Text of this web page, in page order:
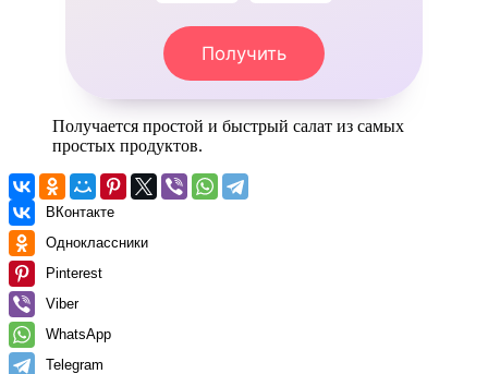
Получить
Получается простой и быстрый салат из самых
простых продуктов.
ВКонтакте
Одноклассники
Pinterest
Viber
WhatsApp
Telegram